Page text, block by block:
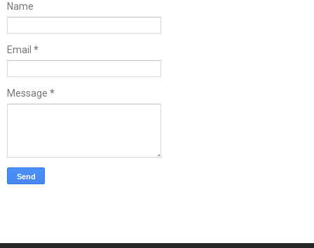
Name
Email *
Message *